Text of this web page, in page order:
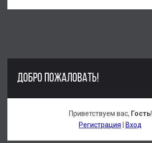
ДОБРО ПОЖАЛОВАТЬ!
Приветствуем вас, Гость!
Регистрация
Вход